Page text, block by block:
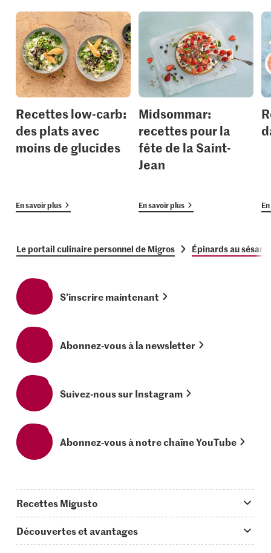
Recettes low-carb:
des plats avec
moins de glucides
En savoir plus
Midsommar:
recettes pour la
fête de la Saint-
Jean
En savoir plus
Le portail culinaire personnel de Migros Épinards au
S’inscrire maintenant
Abonnez-vous à la newsletter
Suivez-nous sur Instagram
Abonnez-vous à notre chaîne YouTube
Recettes Migusto
Idées de menus
Découvertes et avantages